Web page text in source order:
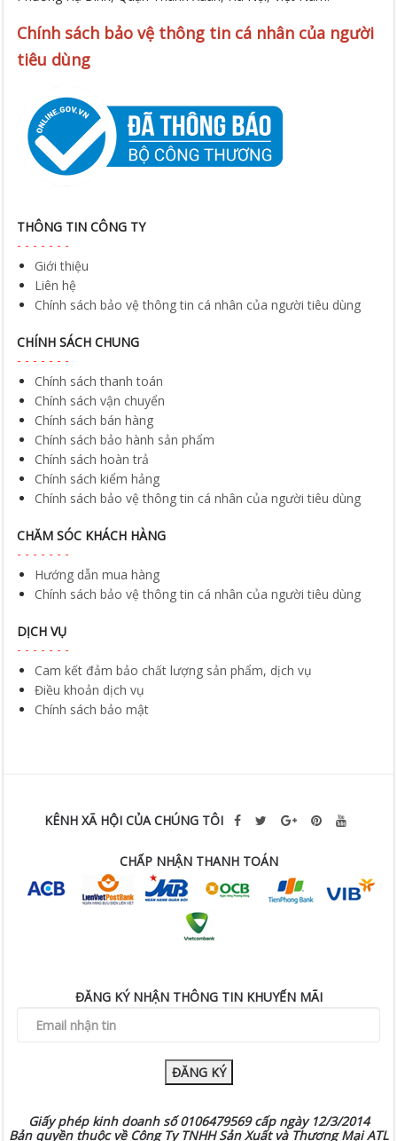
Chính sách bảo vệ thông tin cá nhân của người
tiêu dùng
THÔNG TIN CÔNG TY
Giới thiệu
Liên hệ
Chính sách bảo vệ thông tin cá nhân của người tiêu dùng
CHÍNH SÁCH CHUNG
Chính sách thanh toán
Chính sách vận chuyển
Chính sách bán hàng
Chính sách bảo hành sản phẩm
Chính sách hoàn trả
Chính sách kiểm hảng
Chính sách bảo vệ thông tin cá nhân của người tiêu dùng
CHĂM SÓC KHÁCH HÀNG
Hướng dẫn mua hàng
Chính sách bảo vệ thông tin cá nhân của người tiêu dùng
DỊCH VỤ
Cam kết đảm bảo chất lượng sản phẩm, dịch vụ
Điều khoản dịch vụ
Chính sách bảo mật
KÊNH XÃ HỘI CỦA CHÚNG TÔI
CHẤP NHẬN THANH TOÁN
ĐĂNG KÝ NHẬN THÔNG TIN KHUYẾN MÃI
ĐĂNG KÝ
Giấy phép kinh doanh số 0106479569 cấp ngày 12/3/2014
Bản quyền thuộc về Công Ty TNHH Sản Xuất và Thương Mại ATL